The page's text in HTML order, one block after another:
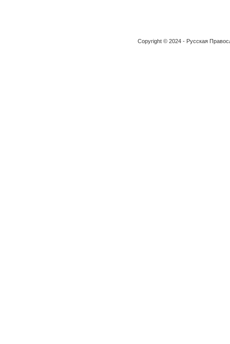
Copyright © 2024 - Русская